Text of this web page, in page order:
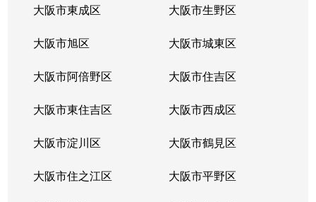
大阪市東成区 大阪市生野区
大阪市旭区 大阪市城東区
大阪市阿倍野区 大阪市住吉区
大阪市東住吉区 大阪市西成区
大阪市淀川区 大阪市鶴見区
大阪市住之江区 大阪市平野区